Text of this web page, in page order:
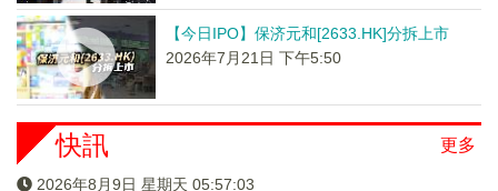
【今日IPO】保济元和[2633.HK]分拆上市
2026年7月21日 下午5:50
更多
快訊
2026年8月9日 星期天 05:57:03